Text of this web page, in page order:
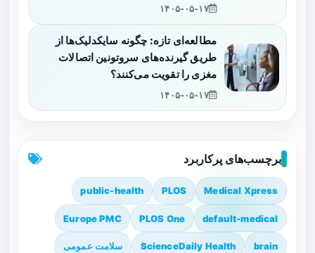
۱۴۰۵-۰۵-۱۷
مطالعه‌ای تازه: چگونه سایکدلیک‌ها از
طریق گیرنده‌های سروتونین اتصالات
مغزی را تقویت می‌کنند؟
۱۴۰۵-۰۵-۱۷
برچسب‌های پرکاربرد
Medical Xpress
PLOS
public-health
default-medical
PLOS One
Europe PMC
brain
ScienceDaily Health سلامت عمومی